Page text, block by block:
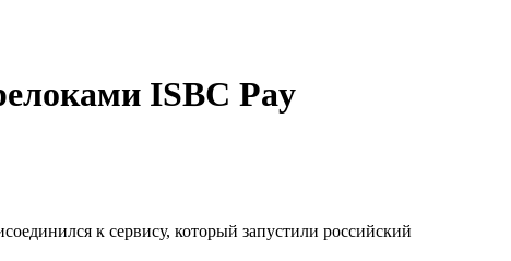
ISBC Pay
к сервису, который запустили российский